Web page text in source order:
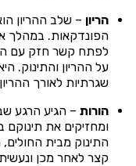
הריון – שלב ההריון
הפונדקאות. במהלך
לפתח קשר חזק עם
על ההריון והתינוק.
שגרתיות לאורך
הורות – הגיע הרגע
ומחזיקים את
התינוק מבית
קצר לאחר מכן